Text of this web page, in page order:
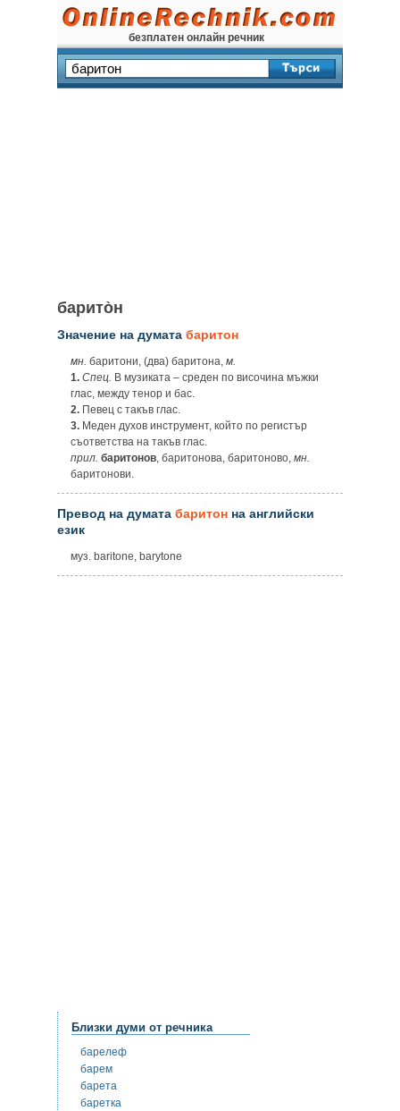
безплатен онлайн речник
барито̀н
Значение на думата баритон
мн. баритони, (два) баритона, м.
1. Спец. В музиката – среден по височина мъжки
глас, между тенор и бас.
2. Певец с такъв глас.
3. Меден духов инструмент, който по регистър
съответства на такъв глас.
прил. баритонов, баритонова, баритоново, мн.
баритонови.
Превод на думата баритон на английски
език
муз. baritone, barytone
Близки думи от речника
барелеф
барем
барета
баретка